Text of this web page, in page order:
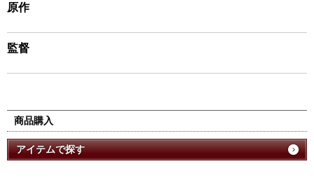
原作
監督
商品購入
アイテムで探す